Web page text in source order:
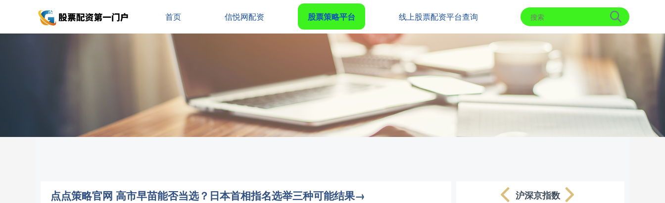
首页 信悦网配资 股票策略平台 线上股票配资平台查询
点点策略官网 高市早苗能否当选？日本首相指名选举三种可能结果→ 沪深京指数